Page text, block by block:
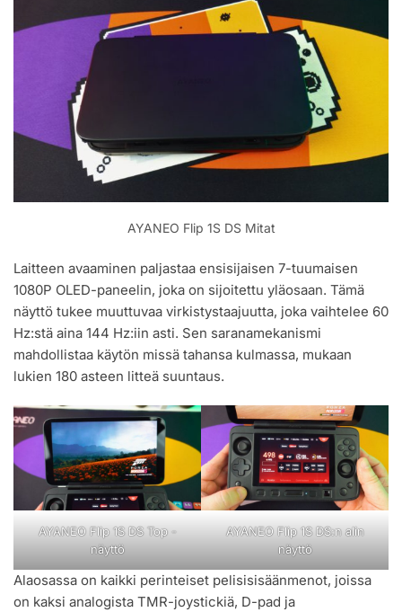
AYANEO Flip 1S DS Mitat
Laitteen avaaminen paljastaa ensisijaisen 7-tuumaisen
1080P OLED-paneelin, joka on sijoitettu yläosaan. Tämä
näyttö tukee muuttuvaa virkistystaajuutta, joka vaihtelee 60
Hz:stä aina 144 Hz:iin asti. Sen saranamekanismi
mahdollistaa käytön missä tahansa kulmassa, mukaan
lukien 180 asteen litteä suuntaus.
AYANEO Flip 1S DS Top -
näyttö
AYANEO Flip 1S DS:n alin
näyttö
Alaosassa on kaikki perinteiset pelisisisäänmenot, joissa
on kaksi analogista TMR-joystickiä, D-pad ja